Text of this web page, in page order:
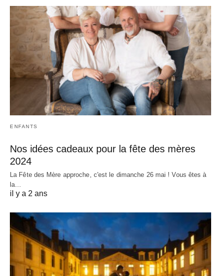
ENFANTS
Nos idées cadeaux pour la fête des mères
2024
La Fête des Mère approche, c'est le dimanche 26 mai ! Vous êtes à
la…
il y a 2 ans